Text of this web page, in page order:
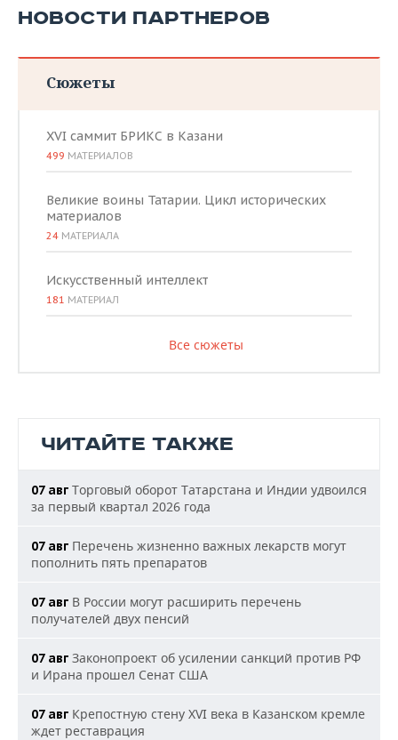
НОВОСТИ ПАРТНЕРОВ
Сюжеты
XVI саммит БРИКС в Казани
499 МАТЕРИАЛОВ
Великие воины Татарии. Цикл исторических
материалов
24 МАТЕРИАЛА
Искусственный интеллект
181 МАТЕРИАЛ
Все сюжеты
ЧИТАЙТЕ ТАКЖЕ
07 авг Торговый оборот Татарстана и Индии удвоился
за первый квартал 2026 года
07 авг Перечень жизненно важных лекарств могут
пополнить пять препаратов
07 авг В России могут расширить перечень
получателей двух пенсий
07 авг Законопроект об усилении санкций против РФ
и Ирана прошел Сенат США
07 авг Крепостную стену XVI века в Казанском кремле
ждет реставрация